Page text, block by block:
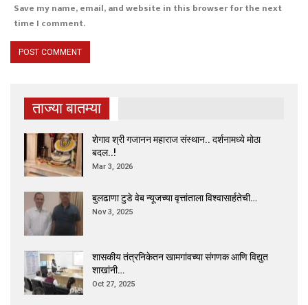
Save my name, email, and website in this browser for the next
time I comment.
ताज्या बातम्या
शेगाव श्री गजानन महाराज संस्थान.. दर्शनामध्ये मोठा
बदल..!
Mar 3, 2026
बुलढाणा टुडे वेब न्यूजच्या वृत्तांताला विश्वासार्हतेची…
Nov 3, 2025
शासकीय तंत्रनिकेतन खामगांवच्या संगणक आणि विद्युत
शाखांनी…
Oct 27, 2025